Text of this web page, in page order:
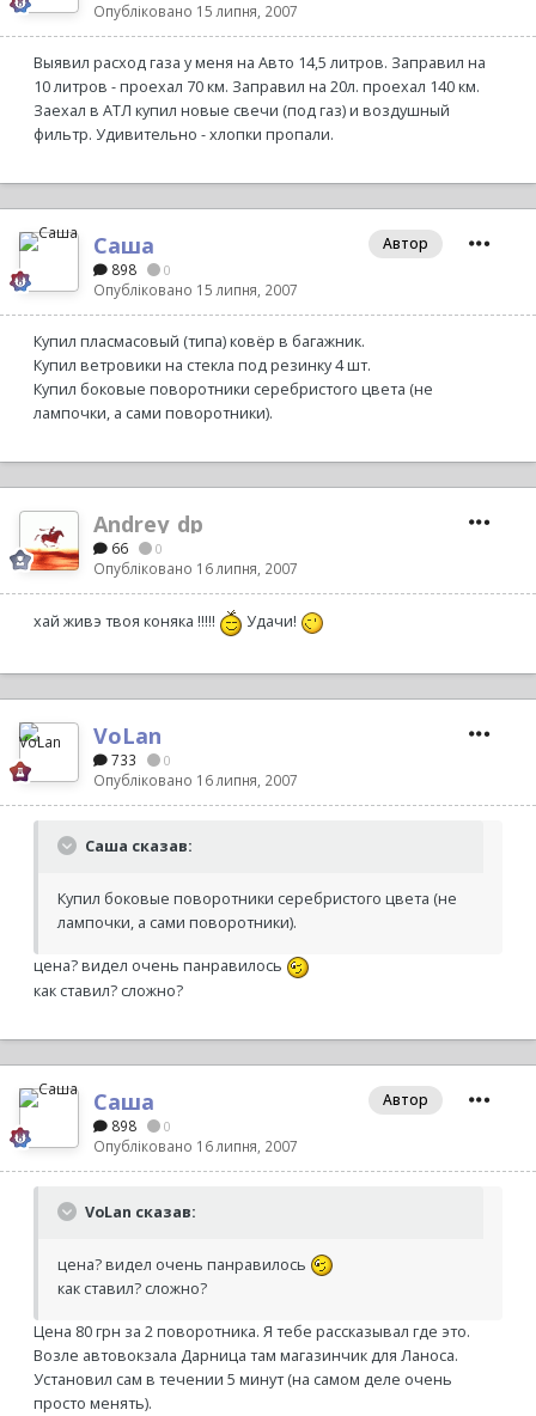
Опубліковано 15 липня, 2007
Выявил расход газа у меня на Авто 14,5 литров. Заправил на
10 литров - проехал 70 км. Заправил на 20л. проехал 140 км.
Заехал в АТЛ купил новые свечи (под газ) и воздушный
фильтр. Удивительно - хлопки пропали.
Саша
898 0
Опубліковано 15 липня, 2007
Автор
Купил пласмасовый (типа) ковёр в багажник.
Купил ветровики на стекла под резинку 4 шт.
Купил боковые поворотники серебристого цвета (не
лампочки, а сами поворотники).
Andrey_dp
66 0
Опубліковано 16 липня, 2007
хай живэ твоя коняка !!!!! Удачи!
VoLan
733 0
Опубліковано 16 липня, 2007
Саша сказав:
Купил боковые поворотники серебристого цвета (не
лампочки, а сами поворотники).
цена? видел очень панравилось
как ставил? сложно?
Саша
898 0
Опубліковано 16 липня, 2007
Автор
VoLan сказав:
цена? видел очень панравилось
как ставил? сложно?
Цена 80 грн за 2 поворотника. Я тебе рассказывал где это.
Возле автовокзала Дарница там магазинчик для Ланоса.
Установил сам в течении 5 минут (на самом деле очень
просто менять).